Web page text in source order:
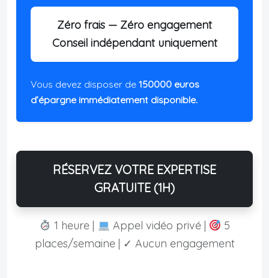
Zéro frais — Zéro engagement
Conseil indépendant uniquement
Vous devez disposer de 150000 euros
d’épargne immédiatement disponible.
RÉSERVEZ VOTRE EXPERTISE
GRATUITE (1H)
1 heure | Appel vidéo privé |
5
places/semaine | ✓ Aucun engagement